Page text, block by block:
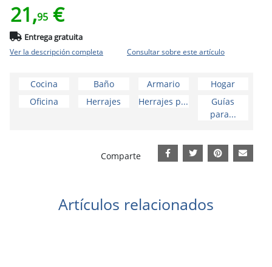
21,95 €
Entrega gratuita
Ver la descripción completa Consultar sobre este artículo
Cocina Baño Armario
Hogar
Oficina
Herrajes Herrajes p...
Guías
para...
Comparte
Artículos relacionados